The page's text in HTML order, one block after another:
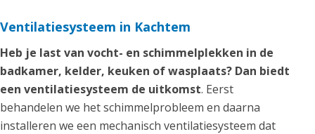
Ventilatiesysteem in Kachtem
Heb je last van vocht- en schimmelplekken in de
badkamer, kelder, keuken of wasplaats? Dan biedt
een ventilatiesysteem de uitkomst. Eerst
behandelen we het schimmelprobleem en daarna
installeren we een mechanisch ventilatiesysteem dat